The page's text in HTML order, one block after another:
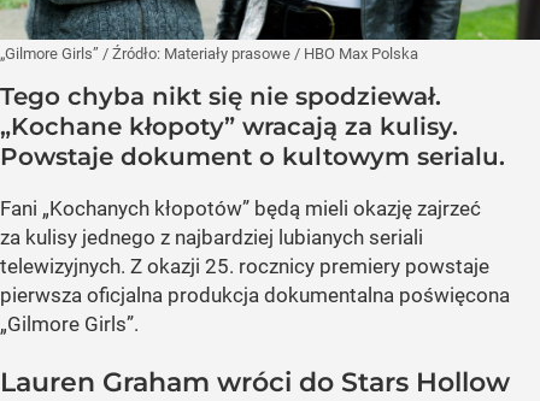
„Gilmore Girls” / Źródło: Materiały prasowe / HBO Max Polska
Tego chyba nikt się nie spodziewał.
„Kochane kłopoty” wracają za kulisy.
Powstaje dokument o kultowym serialu.
Fani „Kochanych kłopotów” będą mieli okazję zajrzeć
za kulisy jednego z najbardziej lubianych seriali
telewizyjnych. Z okazji 25. rocznicy premiery powstaje
pierwsza oficjalna produkcja dokumentalna poświęcona
„Gilmore Girls”.
Lauren Graham wróci do Stars Hollow